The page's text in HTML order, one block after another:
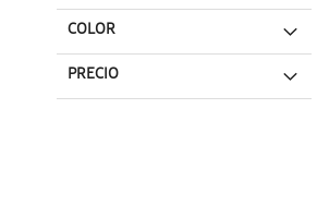
COLOR
PRECIO